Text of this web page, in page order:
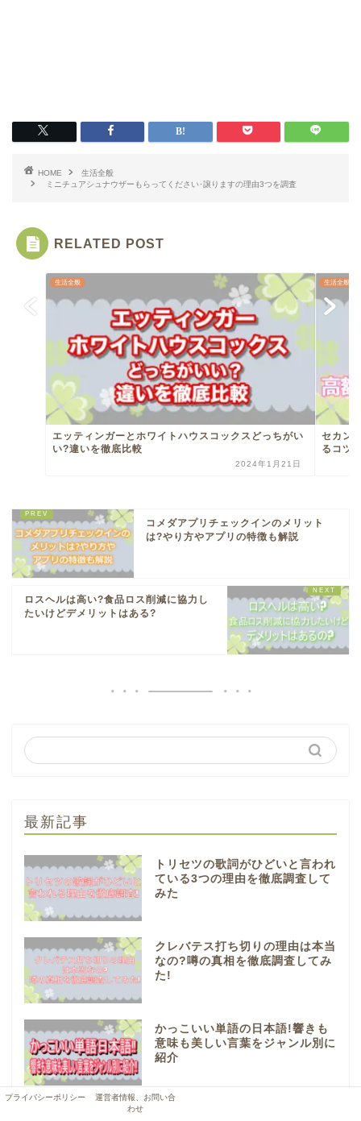
HOME
生活全般
ミニチュアシュナウザーもらってください･譲りますの理由3つを調査
RELATED POST
生活全般
エッティンガーとホワイトハウスコックスどっちがい
い?違いを徹底比較
2024年1月21日
生活全般
セカン
るコツ
コメダアプリチェックインのメリット
は?やり方やアプリの特徴も解説
ロスヘルは高い?食品ロス削減に協力し
たいけどデメリットはある?
最新記事
トリセツの歌詞がひどいと言われ
ている3つの理由を徹底調査して
みた
クレバテス打ち切りの理由は本当
なの?噂の真相を徹底調査してみ
た!
かっこいい単語の日本語!響きも
意味も美しい言葉をジャンル別に
紹介
プライバシーポリシー
運営者情報、お問い合
わせ